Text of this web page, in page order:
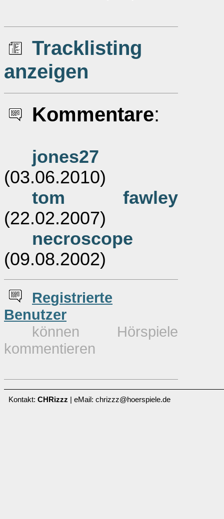
Tracklisting
anzeigen
Kommentare:
jones27
(03.06.2010)
tom fawley
(22.02.2007)
necroscope
(09.08.2002)
Registrierte
Benutzer
können Hörspiele
kommentieren
Kontakt: CHRizzz | eMail: chrizzz@hoerspiele.de